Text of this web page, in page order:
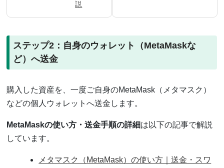
説
ステップ2：自身のウォレット（MetaMaskな
ど）へ送金
購入した資産を、一度ご自身のMetaMask（メタマスク）
などの個人ウォレットへ送金します。
MetaMaskの使い方・送金手順の詳細は以下の記事で解説
しています。
メタマスク（MetaMask）の使い方｜送金・スワ